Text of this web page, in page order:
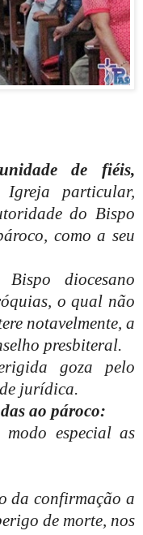
de fiéis,
Igreja particular,
do Bispo
como a seu
Bispo diocesano
o qual não
notavelmente, a
presbiteral.
goza pelo
jurídica.
ao pároco:
especial as
da confirmação a
de morte, nos